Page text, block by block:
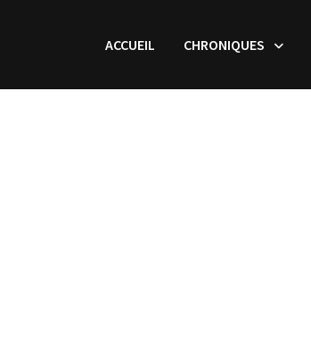
ACCUEIL CHRONIQUES